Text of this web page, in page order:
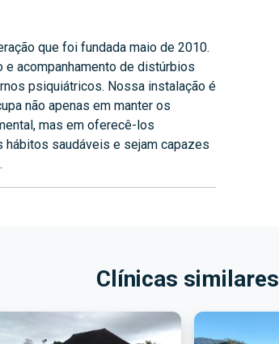
que foi fundada maio de 2010.
acompanhamento de distúrbios
psiquiátricos. Nossa instalação é
não apenas em manter os
mas em oferecê-los
saudáveis e sejam capazes
Clínicas similares